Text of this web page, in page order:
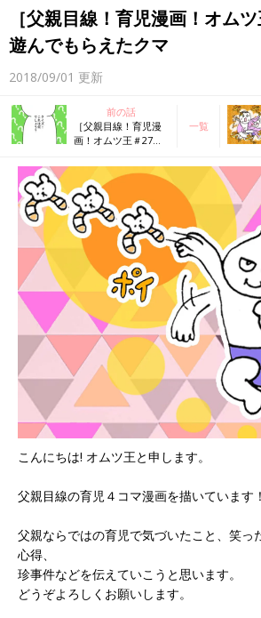
［父親目線！育児漫画！オム
遊んでもらえたクマ
2018/09/01 更新
前の話
［父親目線！育児漫
画！オムツ王＃27］
一覧
こんにちは! オムツ王と申します。
父親目線の育児４コマ漫画を描いています！
父親ならではの育児で気づいたこと、笑っ
心得、
珍事件などを伝えていこうと思います。
どうぞよろしくお願いします。